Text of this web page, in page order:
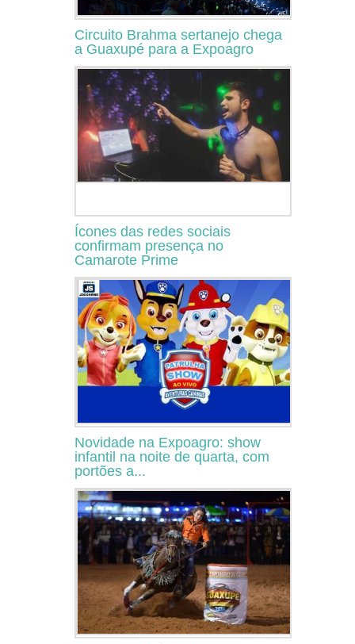
Circuito Brahma sertanejo chega
a Guaxupé para a Expoagro
Ícones das redes sociais
confirmam presença no
Camarote Prime
Novidade na Expoagro: show
infantil na noite de quarta, com
portões a...